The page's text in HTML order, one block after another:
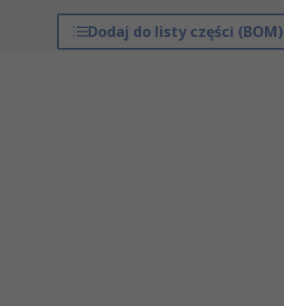
Dodaj do listy części (BOM)